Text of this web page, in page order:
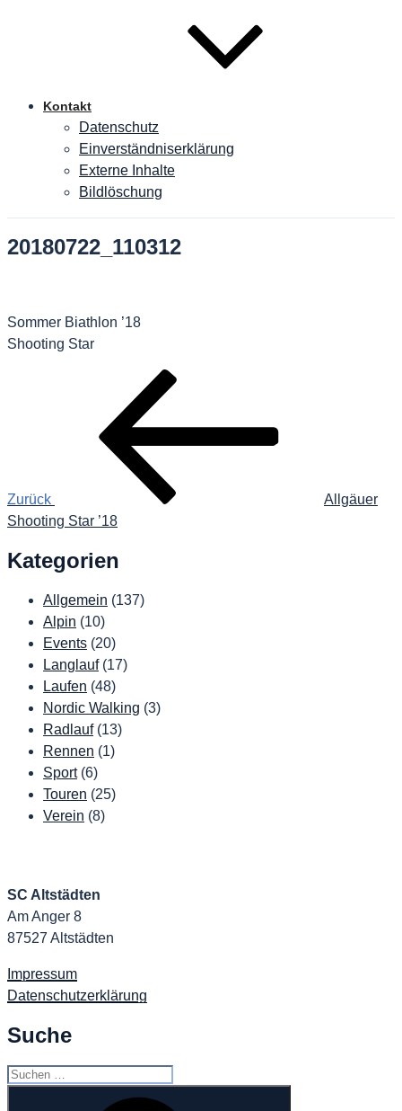
Kontakt
Datenschutz
Einverständniserklärung
Externe Inhalte
Bildlöschung
20180722_110312
Sommer Biathlon ’18
Shooting Star
Beitragsnavigation
Zurück
Allgäuer
Shooting Star ’18
Kategorien
Allgemein (137)
Alpin (10)
Events (20)
Langlauf(17)
Laufen (48)
Nordic Walking (3)
Radlauf(13)
Rennen (1)
Sport(6)
Touren (25)
Verein (8)
SC Altstädten
Am Anger 8
87527 Altstädten
Impressum
Datenschutzerklärung
Suche
Suchen